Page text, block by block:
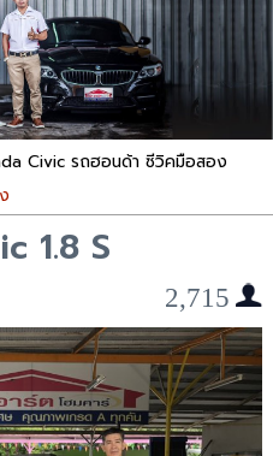
Civic รถฮอนด้า ซีวิคมือสอง
1.8 S
2,715